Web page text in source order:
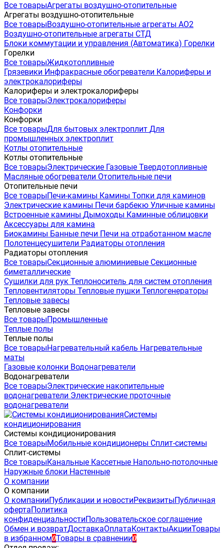
Все товарыАгрегаты воздушно-отопительные
Агрегаты воздушно-отопительные
Все товарыВоздушно-отопительные агрегаты АО2
Воздушно-отопительные агрегаты СТД
Блоки коммутации и управления (Автоматика) Горелки
Горелки
Все товарыЖидкотопливные
Грязевики Инфракрасные обогреватели Калориферы и
электрокалориферы
Калориферы и электрокалориферы
Все товарыЭлектрокалориферы
Конфорки
Конфорки
Все товарыДля бытовых электроплит Для
промышленных электроплит
Котлы отопительные
Котлы отопительные
Все товарыЭлектрические Газовые Твердотопливные
Масляные обогреватели Отопительные печи
Отопительные печи
Все товарыПечи-камины Камины Топки для каминов
Электрические камины Печи барбекю Уличные камины
Встроенные камины Дымоходы Каминные облицовки
Аксессуары для камина
Биокамины Банные печи Печи на отработанном масле
Полотенцесушители Радиаторы отопления
Радиаторы отопления
Все товарыСекционные алюминиевые Секционные
биметаллические
Сушилки для рук Теплоноситель для систем отопления
Тепловентиляторы Тепловые пушки Теплогенераторы
Тепловые завесы
Тепловые завесы
Все товарыПромышленные
Теплые полы
Теплые полы
Все товарыНагревательный кабель Нагревательные
маты
Газовые колонки Водонагреватели
Водонагреватели
Все товарыЭлектрические накопительные
водонагреватели Электрические проточные
водонагреватели
Системы
кондиционирования
Системы кондиционирования
Все товарыМобильные кондиционеры Сплит-системы
Сплит-системы
Все товарыКанальные Кассетные Напольно-потолочные
Наружные блоки Настенные
О компании
О компании
О компанииПубликации и новостиРеквизитыПубличная
офертаПолитика
конфиденциальностиПользовательское соглашение
Обмен и возвратДоставкаОплатаКонтактыАкцииТовары
в избранном0Товары в сравнении0